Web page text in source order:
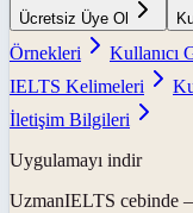
Ücretsiz Üye Ol
Örnekleri
Kullanıcı
IELTS Kelimeleri
İletişim Bilgileri
Uygulamayı indir
UzmanIELTS cebinde